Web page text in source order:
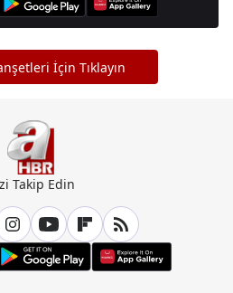
İçin Tıklayın
Takip Edin